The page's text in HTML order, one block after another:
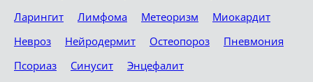
Ларингит
Лимфома Метеоризм
Миокардит
Невроз
Нейродермит Остеопороз
Пневмония
Псориаз
Синусит Энцефалит